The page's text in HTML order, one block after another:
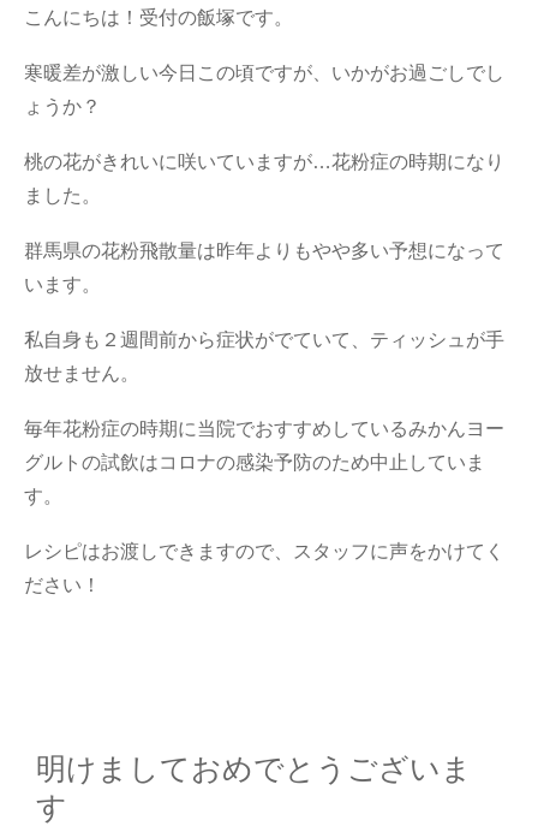
こんにちは！受付の飯塚です。
寒暖差が激しい今日この頃ですが、いかがお過ごしでし
ょうか？
桃の花がきれいに咲いていますが…花粉症の時期になり
ました。
群馬県の花粉飛散量は昨年よりもやや多い予想になって
います。
私自身も２週間前から症状がでていて、ティッシュが手
放せません。
毎年花粉症の時期に当院でおすすめしているみかんヨー
グルトの試飲はコロナの感染予防のため中止していま
す。
レシピはお渡しできますので、スタッフに声をかけてく
ださい！
明けましておめでとうございま
す